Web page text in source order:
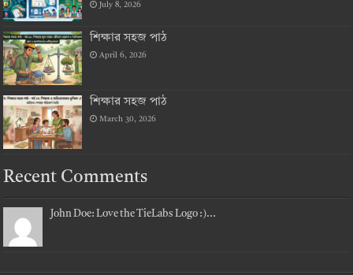
July 8, 2026
শিক্ষার সহজ পাঠ
April 6, 2026
শিক্ষার সহজ পাঠ
March 30, 2026
Recent Comments
John Doe: Love the TieLabs Logo :)...